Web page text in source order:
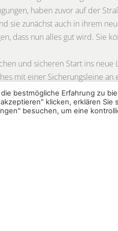
haben zuvor auf der
sie zunächst auch in ihrem
dass nun alles gut wird. Sie
und sicheren Start ins
mit einer Sicherungsleine
Führleine, die an einem
ist ihr Hund am
bestmögliche Erfahrung zu
klicken, erklären Sie
besuchen, um eine